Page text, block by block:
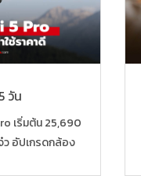
วัน
เริ่มต้น 25,690
ว อัปเกรดกล้อง